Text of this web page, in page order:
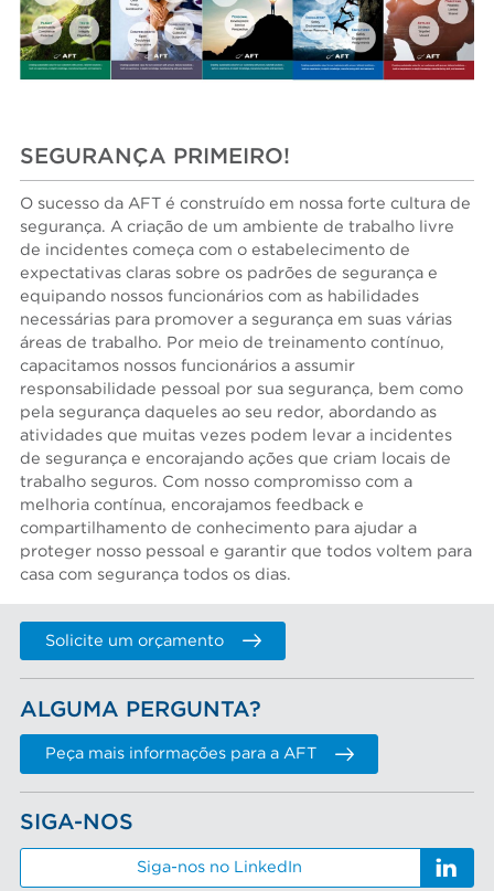
SEGURANÇA PRIMEIRO!
O sucesso da AFT é construído em nossa forte cultura de
segurança. A criação de um ambiente de trabalho livre
de incidentes começa com o estabelecimento de
expectativas claras sobre os padrões de segurança e
equipando nossos funcionários com as habilidades
necessárias para promover a segurança em suas várias
áreas de trabalho. Por meio de treinamento contínuo,
capacitamos nossos funcionários a assumir
responsabilidade pessoal por sua segurança, bem como
pela segurança daqueles ao seu redor, abordando as
atividades que muitas vezes podem levar a incidentes
de segurança e encorajando ações que criam locais de
trabalho seguros. Com nosso compromisso com a
melhoria contínua, encorajamos feedback e
compartilhamento de conhecimento para ajudar a
proteger nosso pessoal e garantir que todos voltem para
casa com segurança todos os dias.
Solicite um orçamento
ALGUMA PERGUNTA?
Peça mais informações para a AFT
SIGA-NOS
Siga-nos no LinkedIn